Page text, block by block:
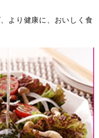
より健康に、おいしく食